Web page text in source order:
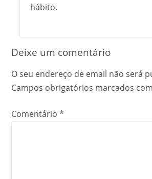
hábito.
Deixe um comentário
O seu endereço de email não será
Campos obrigatórios marcados
Comentário*